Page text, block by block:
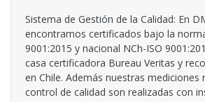
Sistema de Gestión de la Calidad: En
encontramos certificados bajo la
9001:2015 y nacional NCh-ISO
casa certificadora Bureau Veritas y
en Chile. Además nuestras mediciones
control de calidad son realizadas con